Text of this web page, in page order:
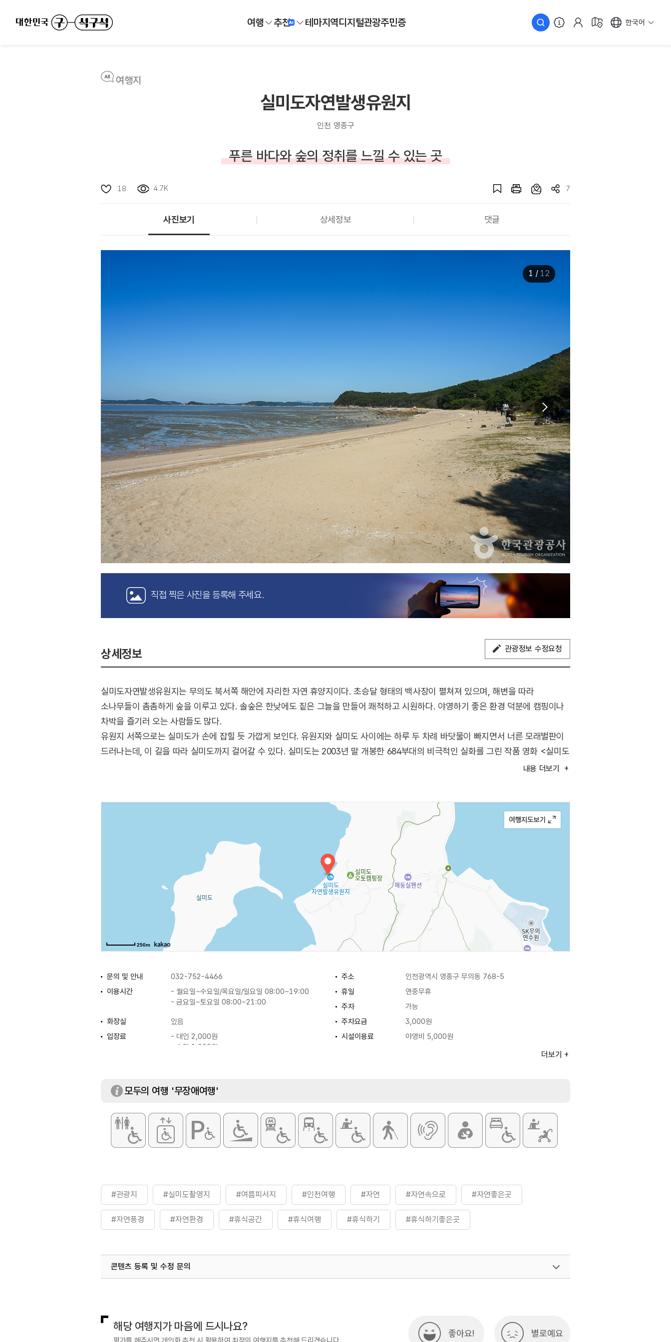
여행 추천 테마지역디지털관광주민증 한국어
여행지
실미도자연발생유원지
인천 영종구
푸른 바다와 숲의 정취를 느낄 수 있는 곳
18 4.7K 7
사진보기 상세정보 댓글
1 / 12
직접 찍은 사진을 등록해 주세요.
상세정보 관광정보 수정요청
실미도자연발생유원지는 무의도 북서쪽 해안에 자리한 자연 휴양지이다. 초승달 형태의 백사장이 펼쳐져 있으며, 해변을 따라
소나무들이 촘촘하게 숲을 이루고 있다. 솔숲은 한낮에도 짙은 그늘을 만들어 쾌적하고 시원하다. 야영하기 좋은 환경 덕분에 캠핑이나
차박을 즐기러 오는 사람들도 많다.
유원지 서쪽으로는 실미도가 손에 잡힐 듯 가깝게 보인다. 유원지와 실미도 사이에는 하루 두 차례 바닷물이 빠지면서 너른 모래벌판이
드러나는데, 이 길을 따라 실미도까지 걸어갈 수 있다. 실미도는 2003년 말 개봉한 684부대의 비극적인 실화를 그린 작품 영화 <실미도
내용 더보기
250m
문의 및 안내 032-752-4466 주소
인천광역시 영종구 무의동 768-5
이용시간
- 월요일~수요일/목요일/일요일 08:00~19:00
- 금요일~토요일 08:00~21:00
휴일
연중무휴
주차
가능
화장실
있음 주차요금
3,000원
입장료
- 대인 2,000원
- 소인 1,000원
시설이용료 야영비 5,000원
더보기
모두의 여행 '무장애여행'
#관광지 #실미도촬영지 #여름피서지 #인천여행 #자연 #자연속으로 #자연좋은곳
#자연풍경 #자연환경 #휴식공간 #휴식여행 #휴식하기 #휴식하기좋은곳
콘텐츠 등록 및 수정 문의
해당 여행지가 마음에 드시나요?
좋아요! 별로예요